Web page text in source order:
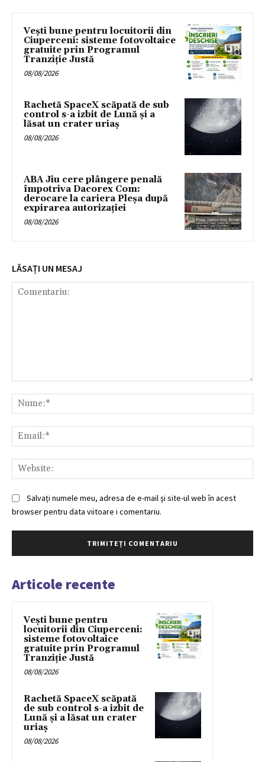
Vești bune pentru locuitorii din
Ciuperceni: sisteme fotovoltaice
gratuite prin Programul
Tranziție Justă
08/08/2026
Rachetă SpaceX scăpată de sub
control s-a izbit de Lună și a
lăsat un crater uriaș
08/08/2026
ABA Jiu cere plângere penală
împotriva Dacorex Com:
derocare la cariera Pleșa după
expirarea autorizației
08/08/2026
LĂSAȚI UN MESAJ
Salvați numele meu, adresa de e-mail și site-ul web în acest
browser pentru data viitoare i comentariu.
Articole recente
Vești bune pentru
locuitorii din Ciuperceni:
sisteme fotovoltaice
gratuite prin Programul
Tranziție Justă
08/08/2026
Rachetă SpaceX scăpată
de sub control s-a izbit de
Lună și a lăsat un crater
uriaș
08/08/2026